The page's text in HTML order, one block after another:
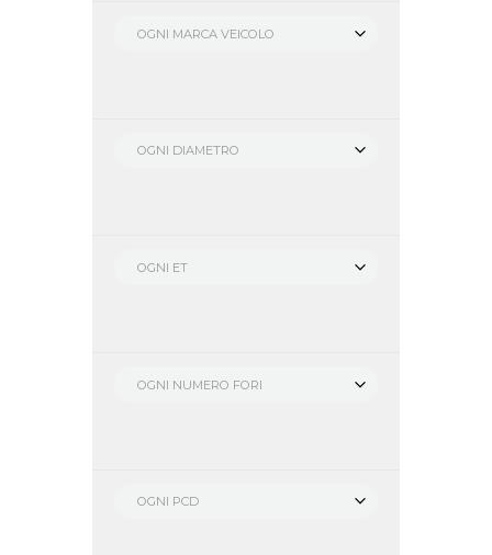
OGNI MARCA VEICOLO
OGNI DIAMETRO
OGNI ET
OGNI NUMERO FORI
OGNI PCD